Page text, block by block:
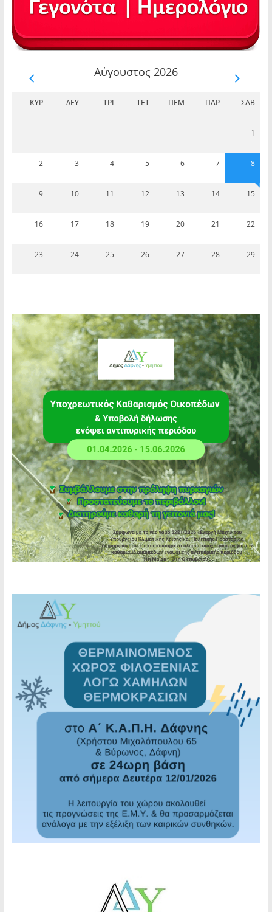
Αύγουστος 2026
ΚΥΡ ΔΕΥ ΤΡΊ ΤΕΤ ΠΈΜ ΠΑΡ ΣΆΒ
1
2 3 4 5 6 7 8
9 10 11 12 13 14 15
16 17 18 19 20 21 22
23 24 25 26 27 28 29